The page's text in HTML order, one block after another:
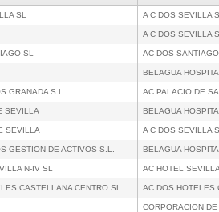
SL A C DOS SEVILLA
A C DOS SEVILLA
SL AC DOS
BELAGUA
GRANADA S.L. AC PALACIO DE
SEVILLA BELAGUA
SEVILLA A C DOS SEVILLA
GESTION DE ACTIVOS S.L. BELAGUA
N-IV SL AC HOTEL
CASTELLANA CENTRO SL AC DOS HOTELES
CORPORACION